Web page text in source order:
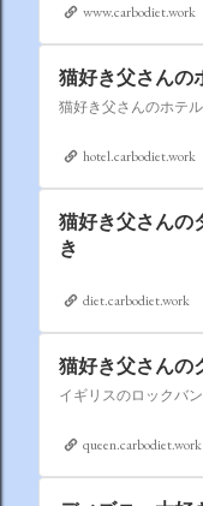
www.carbodiet.work
猫好き父さんの
hotel.carbodiet.work
猫好き父さんの
き
diet.carbodiet.work
猫好き父さんの
queen.carbodiet.work